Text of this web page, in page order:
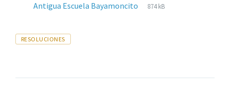
Antigua Escuela Bayamoncito
Extensiones
pdf
Tamaño
874 kB
Tags
RESOLUCIONES